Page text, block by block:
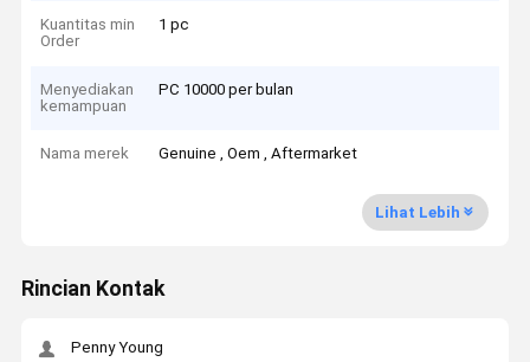
Kuantitas min
Order
1 pc
Menyediakan
kemampuan
PC 10000 per bulan
Nama merek Genuine , Oem , Aftermarket
Lihat Lebih
Rincian Kontak
Penny Young